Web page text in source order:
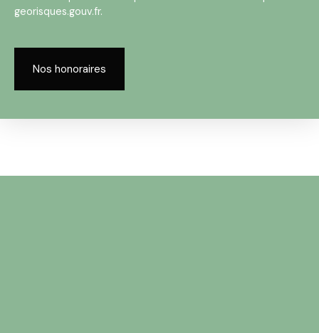
georisques.gouv.fr.
Nos honoraires